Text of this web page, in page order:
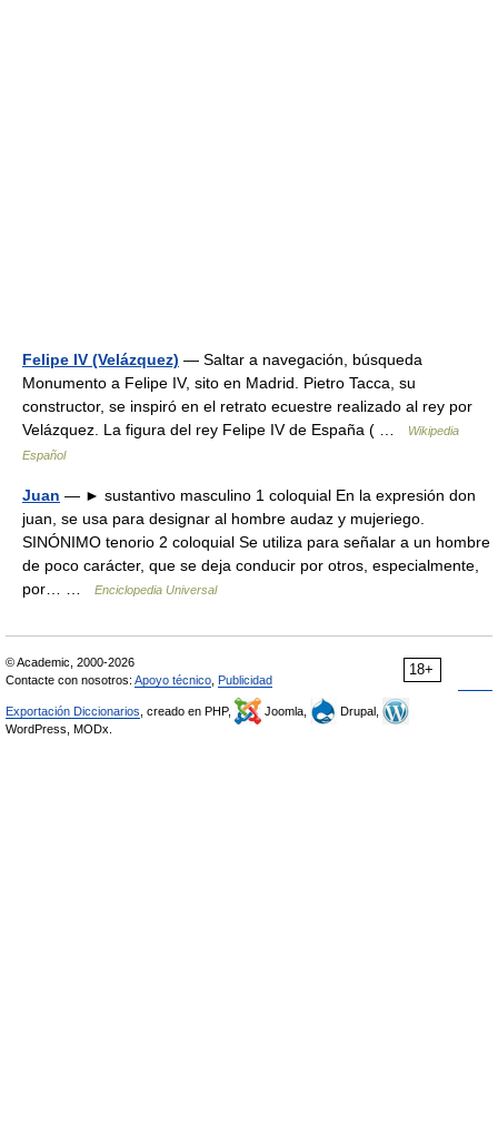
Felipe IV (Velázquez) — Saltar a navegación, búsqueda
Monumento a Felipe IV, sito en Madrid. Pietro Tacca, su
constructor, se inspiró en el retrato ecuestre realizado al rey por
Velázquez. La figura del rey Felipe IV de España ( …
Wikipedia
Español
Juan — ► sustantivo masculino 1 coloquial En la expresión don
juan, se usa para designar al hombre audaz y mujeriego.
SINÓNIMO tenorio 2 coloquial Se utiliza para señalar a un hombre
de poco carácter, que se deja conducir por otros, especialmente,
por… …
Enciclopedia Universal
18+
© Academic, 2000-2026
Contacte con nosotros: Apoyo técnico Publicidad
Exportación Diccionarios , creado en PHP, Joomla,
Drupal,
WordPress, MODx.